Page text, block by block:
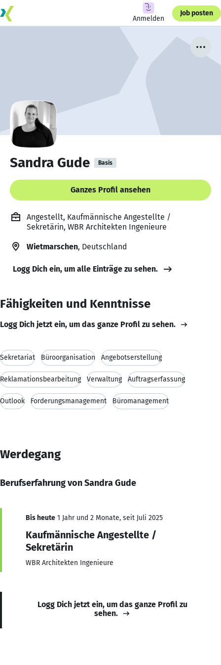
Anmelden
Job posten
Sandra Gude Basis
Ganzes Profil ansehen
Angestellt, Kaufmännische Angestellte /
Sekretärin, WBR Architekten Ingenieure
Wietmarschen, Deutschland
Logg Dich ein, um alle Einträge zu sehen.
Fähigkeiten und Kenntnisse
Logg Dich jetzt ein, um das ganze Profil zu sehen.
Sekretariat Büroorganisation Angebotserstellung
Reklamationsbearbeitung Verwaltung Auftragserfassung
Outlook Forderungsmanagement Büromanagement
Werdegang
Berufserfahrung von Sandra Gude
Bis heute 1 Jahr und 2 Monate, seit Juli 2025
Kaufmännische Angestellte /
Sekretärin
WBR Architekten Ingenieure
Logg Dich jetzt ein, um das ganze Profil zu
sehen.